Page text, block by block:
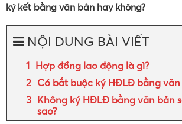
ký kết bằng văn bản hay không?
NỘI DUNG BÀI VIẾT
Hợp đồng lao động là gì?
Có bắt buộc ký HĐLĐ bằng văn
Không ký HĐLĐ bằng văn bản
sao?